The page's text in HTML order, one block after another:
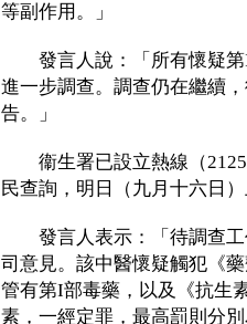
等副作用。」
發言人說：「所有懷疑第I
進一步調查。調查仍在繼續
告。」
衞生署已設立熱線（2125
民查詢，明日（九月十六日
發言人表示：「待調查工
司意見。該中醫懷疑觸犯《
管有第I部毒藥，以及《抗生
素，一經定罪，最高罰則分